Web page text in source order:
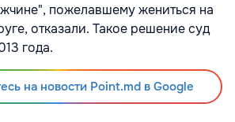
пожелавшему жениться на
отказали. Такое решение суд
года.
на новости Point.md в Google